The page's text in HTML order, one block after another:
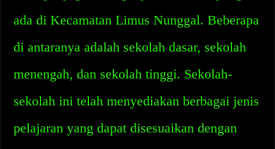
ada di Kecamatan Limus Nunggal. Beberapa
di antaranya adalah sekolah dasar, sekolah
menengah, dan sekolah tinggi. Sekolah-
sekolah ini telah menyediakan berbagai jenis
pelajaran yang dapat disesuaikan dengan